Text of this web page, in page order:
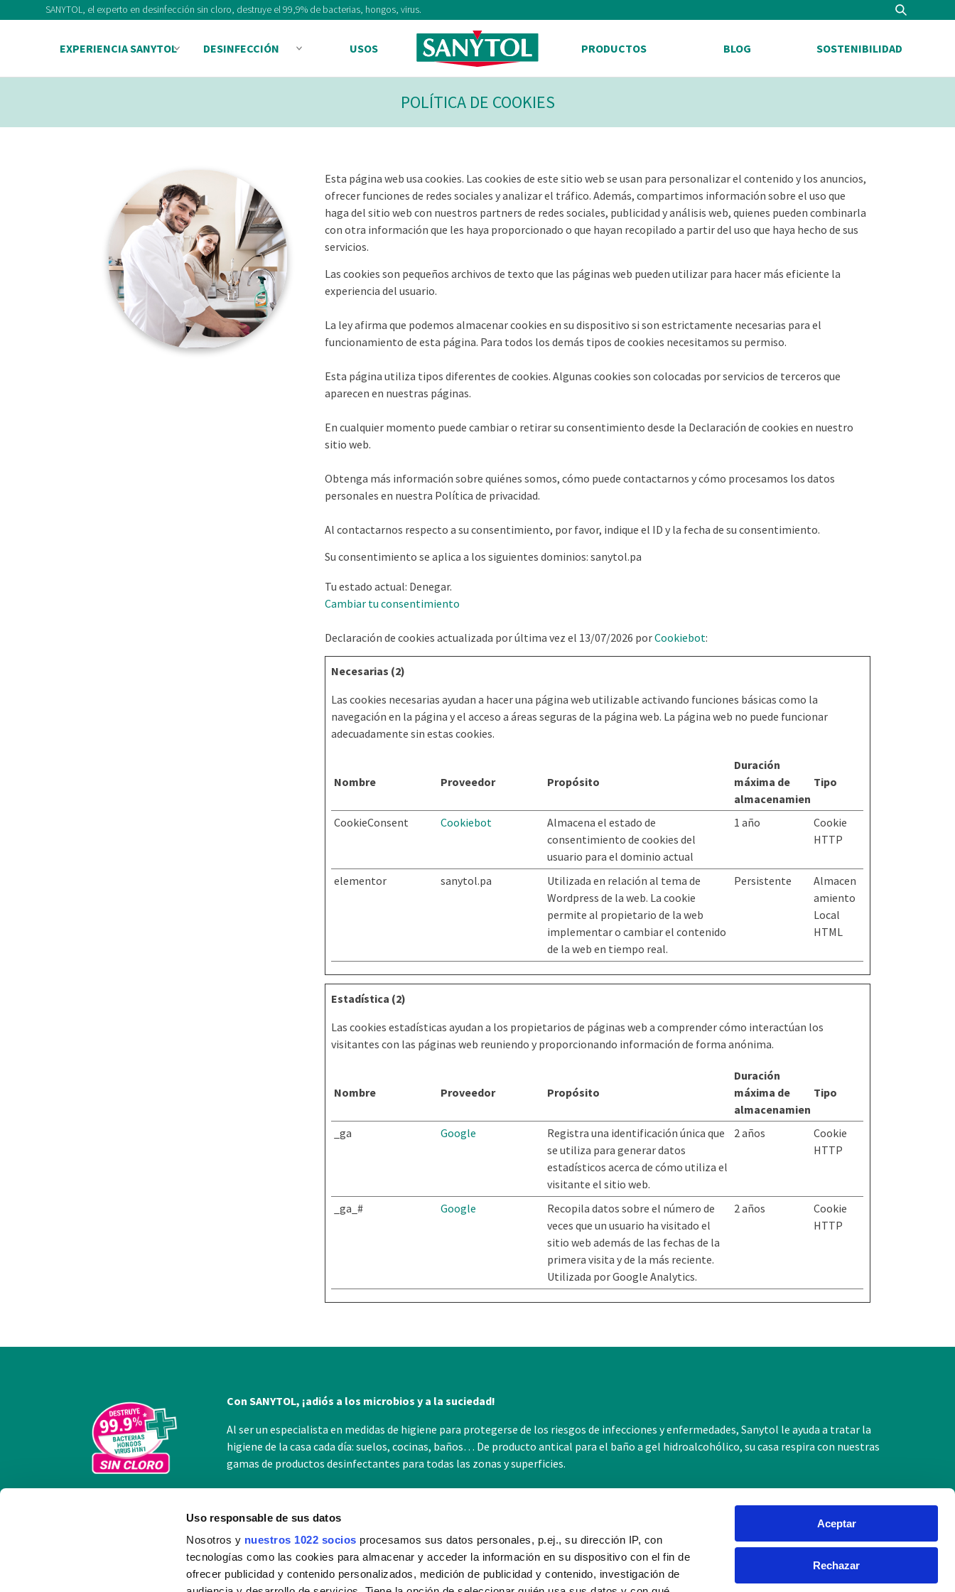
Uso responsable de sus datos
Nosotros y nuestros 1022 socios procesamos sus datos personales, p.ej., su dirección IP, con
tecnologías como las cookies para almacenar y acceder la información en su dispositivo con el fin de
ofrecer publicidad y contenido personalizados, medición de publicidad y contenido, investigación de
Aceptar
Rechazar
SANYTOL, el experto en desinfección sin cloro, destruye el 99,9% de bacterias, hongos, virus.
EXPERIENCIA SANYTOL DESINFECCIÓN USOS PRODUCTOS BLOG SOSTENIBILIDAD
POLÍTICA DE COOKIES
Esta página web usa cookies. Las cookies de este sitio web se usan para personalizar el contenido y los anuncios,
ofrecer funciones de redes sociales y analizar el tráfico. Además, compartimos información sobre el uso que
haga del sitio web con nuestros partners de redes sociales, publicidad y análisis web, quienes pueden combinarla
con otra información que les haya proporcionado o que hayan recopilado a partir del uso que haya hecho de sus
servicios.
Las cookies son pequeños archivos de texto que las páginas web pueden utilizar para hacer más eficiente la
experiencia del usuario.
La ley afirma que podemos almacenar cookies en su dispositivo si son estrictamente necesarias para el
funcionamiento de esta página. Para todos los demás tipos de cookies necesitamos su permiso.
Esta página utiliza tipos diferentes de cookies. Algunas cookies son colocadas por servicios de terceros que
aparecen en nuestras páginas.
En cualquier momento puede cambiar o retirar su consentimiento desde la Declaración de cookies en nuestro
sitio web.
Obtenga más información sobre quiénes somos, cómo puede contactarnos y cómo procesamos los datos
personales en nuestra Política de privacidad.
Al contactarnos respecto a su consentimiento, por favor, indique el ID y la fecha de su consentimiento.
Su consentimiento se aplica a los siguientes dominios: sanytol.pa
Tu estado actual: Denegar.
Cambiar tu consentimiento
Declaración de cookies actualizada por última vez el 13/07/2026 porCookiebot:
Necesarias (2)
Las cookies necesarias ayudan a hacer una página web utilizable activando funciones básicas como la
navegación en la página y el acceso a áreas seguras de la página web. La página web no puede funcionar
adecuadamente sin estas cookies.
Nombre Proveedor Propósito
Duración
máxima de
almacenamiento
Tipo
CookieConsent Cookiebot
Almacena el estado de
consentimiento de cookies del
usuario para el dominio actual
1 año
Cookie
HTTP
elementor sanytol.pa
Utilizada en relación al tema de
Wordpress de la web. La cookie
permite al propietario de la web
implementar o cambiar el contenido
de la web en tiempo real.
Persistente
Almacen
amiento
Local
HTML
Estadística (2)
Las cookies estadísticas ayudan a los propietarios de páginas web a comprender cómo interactúan los
visitantes con las páginas web reuniendo y proporcionando información de forma anónima.
Nombre Proveedor Propósito
Duración
máxima de
almacenamiento
Tipo
_ga Google
Registra una identificación única que
se utiliza para generar datos
estadísticos acerca de cómo utiliza el
visitante el sitio web.
2 años
Cookie
HTTP
_ga_# Google
Recopila datos sobre el número de
veces que un usuario ha visitado el
sitio web además de las fechas de la
primera visita y de la más reciente.
Utilizada por Google Analytics.
2 años
Cookie
HTTP
Con SANYTOL, ¡adiós a los microbios y a la suciedad!
Al ser un especialista en medidas de higiene para protegerse de los riesgos de infecciones y enfermedades, Sanytol le ayuda a tratar la
higiene de la casa cada día: suelos, cocinas, baños… De producto antical para el baño a gel hidroalcohólico, su casa respira con nuestras
gamas de productos desinfectantes para todas las zonas y superficies.
La experiencia Sanytol Desinfección